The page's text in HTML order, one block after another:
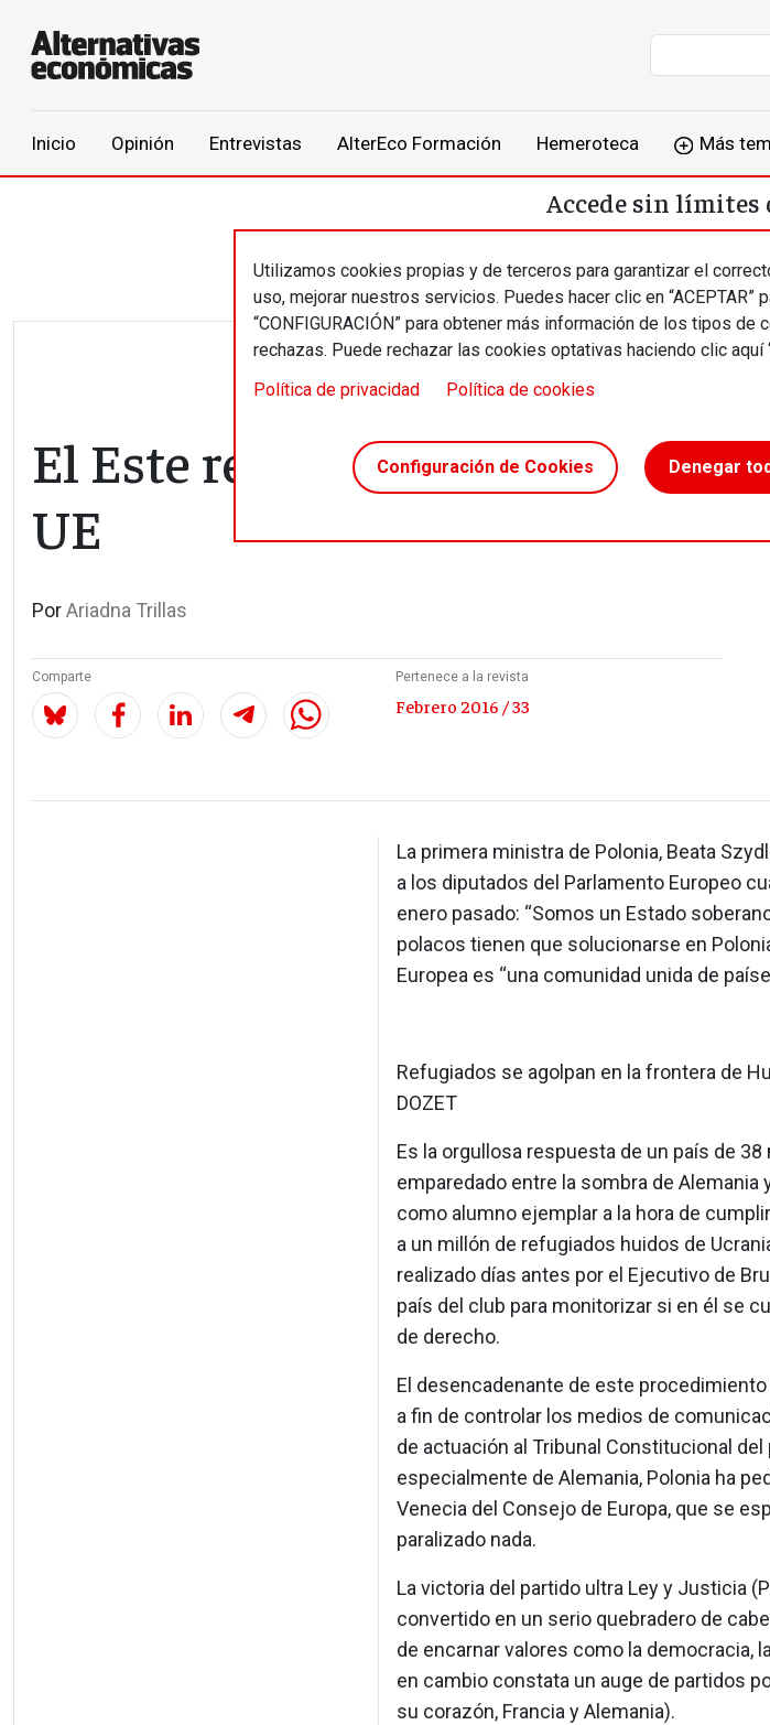
Inicio Opinión Entrevistas AlterEco Formación Hemeroteca Más
Utilizamos cookies propias y de terceros para garantizar el
uso, mejorar nuestros servicios. Puedes hacer clic en
“CONFIGURACIÓN” para obtener más información de los tipos
rechazas. Puede rechazar las cookies optativas haciendo clic aquí
Política de privacidad
Política de cookies
Configuración de Cookies Denegar
Accede sin límites
El Este reta los valores de la
UE
PorAriadna Trillas
Comparte Pertenece a la revista
Febrero 2016 / 33
La primera ministra de Polonia, Beata
a los diputados del Parlamento Europeo
enero pasado: “Somos un Estado
polacos tienen que solucionarse en
Europea es “una comunidad unida de
Refugiados se agolpan en la frontera de
DOZET
Es la orgullosa respuesta de un país de
emparedado entre la sombra de Alemania
como alumno ejemplar a la hora de
a un millón de refugiados huidos de
realizado días antes por el Ejecutivo de
país del club para monitorizar si en él se
de derecho.
El desencadenante de este
a fin de controlar los medios de
de actuación al Tribunal Constitucional
especialmente de Alemania, Polonia ha
Venecia del Consejo de Europa, que se
paralizado nada.
La victoria del partido ultra Ley y Justicia
convertido en un serio quebradero de
de encarnar valores como la democracia,
en cambio constata un auge de partidos
su corazón, Francia y Alemania).